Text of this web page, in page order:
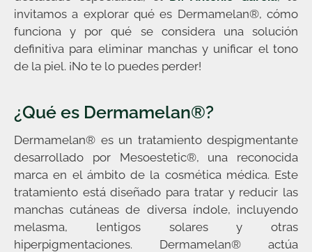
invitamos a explorar qué es Dermamelan®, cómo
funciona y por qué se considera una solución
definitiva para eliminar manchas y unificar el tono
de la piel. ¡No te lo puedes perder!
¿Qué es Dermamelan®?
Dermamelan® es un tratamiento despigmentante
desarrollado por Mesoestetic®, una reconocida
marca en el ámbito de la cosmética médica. Este
tratamiento está diseñado para tratar y reducir las
manchas cutáneas de diversa índole, incluyendo
melasma, lentigos solares y otras
hiperpigmentaciones. Dermamelan® actúa